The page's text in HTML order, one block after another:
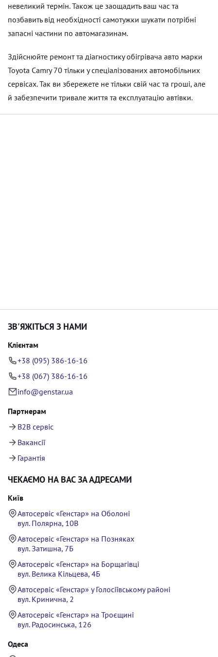
невеликий термін. Також це заощадить ваш час та
позбавить від необхідності самотужки шукати потрібні
запасні частини по автомагазинам.
Здійснюйте ремонт та діагностику обігрівача авто марки
Toyota Camry 70 тільки у спеціалізованих автомобільних
сервісах. Так ви збережете не тільки свій час та гроші, але
й забезпечити тривале життя та експлуатацію автівки.
ЗВ'ЯЖІТЬСЯ З НАМИ
Клієнтам
+38 (095) 386-16-16
+38 (067) 386-16-16
info@genstar.ua
Партнерам
B2B сервіс
Вакансії
Гарантія
ЧЕКАЄМО НА ВАС ЗА АДРЕСАМИ
Київ
Автосервіс «Генстар» на Оболоні
вул. Полярна, 10В
Автосервіс «Генстар» на Позняках
вул. Затишна, 7Б
Автосервіс «Генстар» на Борщагівці
вул. Велика Кільцева, 4Б
Автосервіс «Генстар» у Голосіївському районі
вул. Кринична, 2
Автосервіс «Генстар» на Троєщині
вул. Радосинська, 126
Одеса